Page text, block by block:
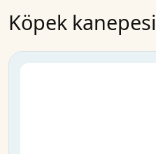
Köpek kanepesi